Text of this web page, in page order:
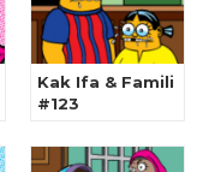
Kak Ifa & Famili
#123